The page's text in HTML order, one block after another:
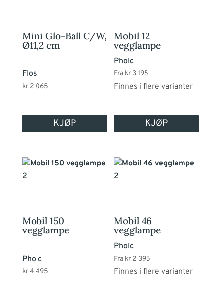
Mini Glo-Ball C/W,
Ø11,2 cm
Flos
kr2 065
KJØP
Mobil 12
vegglampe
Pholc
Fra kr 3 195
Finnes i flere varianter
KJØP
Alternativene
kan
på
Mobil 150
vegglampe
Pholc
kr4 495
Mobil 46
vegglampe
Pholc
Fra kr 2 395
Finnes i flere varianter
Dette
produktet
varianter.
Alternativene
kan
på